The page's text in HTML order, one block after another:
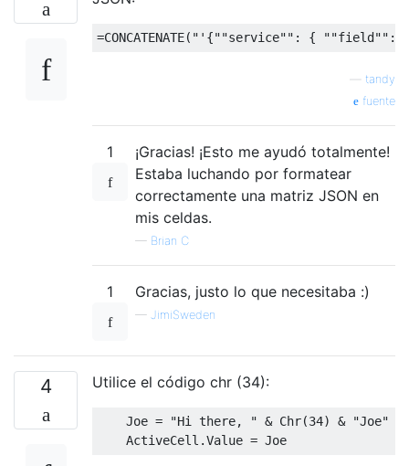
tandy
fuente
1
¡Gracias! ¡Esto me ayudó totalmente!
Estaba luchando por formatear
correctamente una matriz JSON en
mis celdas.
— Brian C
1 Gracias, justo lo que necesitaba :)
— JimiSweden
4 Utilice el código chr (34):
Joe = "Hi there, " & Chr(34) & "Joe" &